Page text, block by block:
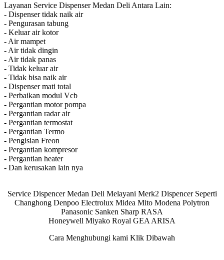
Layanan Service Dispenser Medan Deli Antara Lain:
- Dispenser tidak naik air
- Pengurasan tabung
- Keluar air kotor
- Air mampet
- Air tidak dingin
- Air tidak panas
- Tidak keluar air
- Tidak bisa naik air
- Dispenser mati total
- Perbaikan modul Vcb
- Pergantian motor pompa
- Pergantian radar air
- Pergantian termostat
- Pergantian Termo
- Pengisian Freon
- Pergantian kompresor
- Pergantian heater
- Dan kerusakan lain nya
Service Dispencer Medan Deli Melayani Merk2 Dispencer Seperti
Changhong Denpoo Electrolux Midea Mito Modena Polytron
Panasonic Sanken Sharp RASA
Honeywell Miyako Royal GEA ARISA
Cara Menghubungi kami Klik Dibawah